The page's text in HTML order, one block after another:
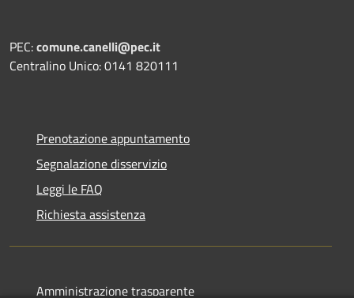
PEC:comune.canelli@pec.it
Centralino Unico: 0141 820111
Prenotazione appuntamento
Segnalazione disservizio
Leggi le FAQ
Richiesta assistenza
Amministrazione trasparente